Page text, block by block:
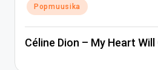
Popmuusika
Céline Dion – My Heart Will